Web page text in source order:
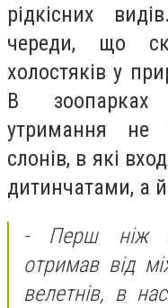
рідкісних
череди, що
холостяків у
В зоопарках
утримання не
слонів, в які
дитинчатами, а
- Перш ніж
отримав від
велетнів, в